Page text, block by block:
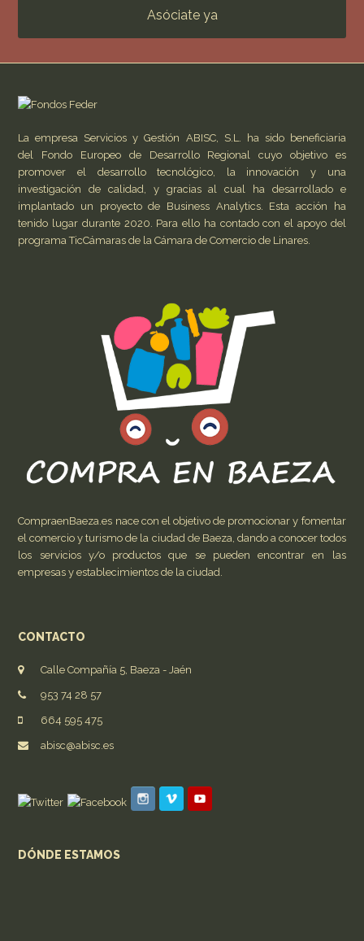
Asóciate ya
La empresa Servicios y Gestión ABISC, S.L. ha sido beneficiaria
del Fondo Europeo de Desarrollo Regional cuyo objetivo es
promover el desarrollo tecnológico, la innovación y una
investigación de calidad, y gracias al cual ha desarrollado e
implantado un proyecto de Business Analytics. Esta acción ha
tenido lugar durante 2020. Para ello ha contado con el apoyo del
programa TicCámaras de la Cámara de Comercio de Linares.
CompraenBaeza.es nace con el objetivo de promocionar y fomentar
el comercio y turismo de la ciudad de Baeza, dando a conocer todos
los servicios y/o productos que se pueden encontrar en las
empresas y establecimientos de la ciudad.
CONTACTO
Calle Compañía 5, Baeza - Jaén
953 74 28 57
664 595 475
abisc@abisc.es
DÓNDE ESTAMOS